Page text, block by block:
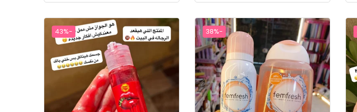
-38%
-43%